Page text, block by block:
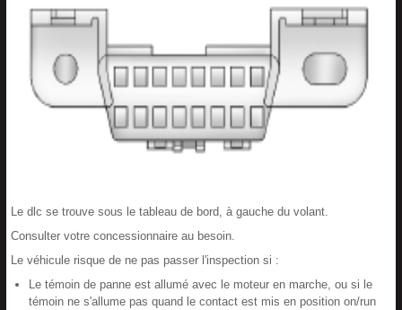
Le dlc se trouve sous le tableau de bord, à gauche du volant.
Consulter votre concessionnaire au besoin.
Le véhicule risque de ne pas passer l'inspection si :
Le témoin de panne est allumé avec le moteur en marche, ou si le
témoin ne s'allume pas quand le contact est mis en position on/run